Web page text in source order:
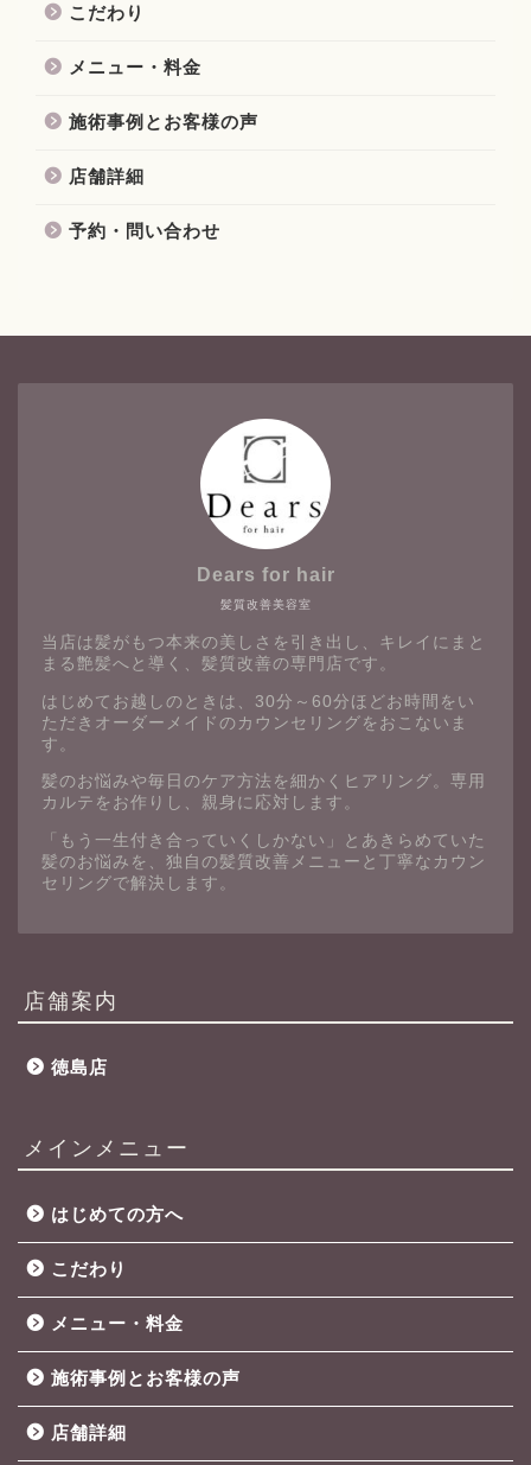
こだわり
メニュー・料金
施術事例とお客様の声
店舗詳細
予約・問い合わせ
髪質改善美容室
Dears for hair
当店は髪がもつ本来の美しさを引き出し、キレイにまと
まる艶髪へと導く、髪質改善の専門店です。
はじめてお越しのときは、30分～60分ほどお時間をい
ただきオーダーメイドのカウンセリングをおこないま
す。
髪のお悩みや毎日のケア方法を細かくヒアリング。専用
カルテをお作りし、親身に応対します。
「もう一生付き合っていくしかない」とあきらめていた
髪のお悩みを、独自の髪質改善メニューと丁寧なカウン
セリングで解決します。
店舗案内
徳島店
メインメニュー
はじめての方へ
こだわり
メニュー・料金
施術事例とお客様の声
店舗詳細